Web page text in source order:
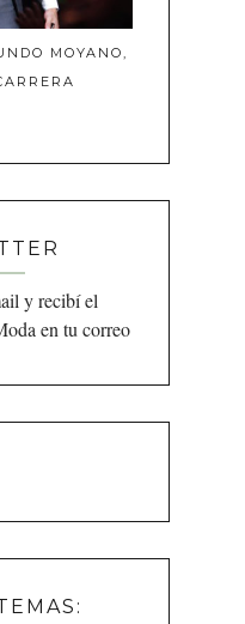
MOYANO,
y recibí el
en tu correo